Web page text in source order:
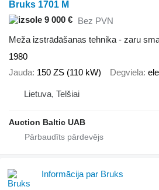
Bruks 1701 M
9 000 € Bez PVN
Meža izstrādāšanas tehnika - zaru
1980
Jauda 150 ZS (110 kW) Degviela
Lietuva, Telšiai
Auction Baltic UAB
Informācija par Bruks